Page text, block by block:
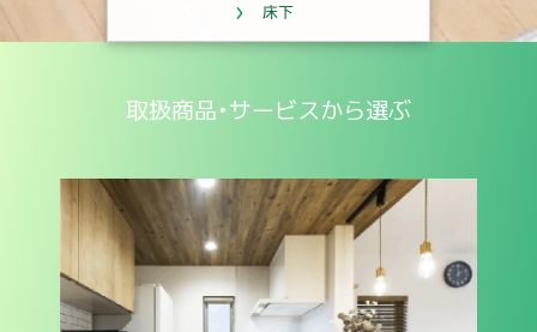
床下
取扱商品・サービスから選ぶ